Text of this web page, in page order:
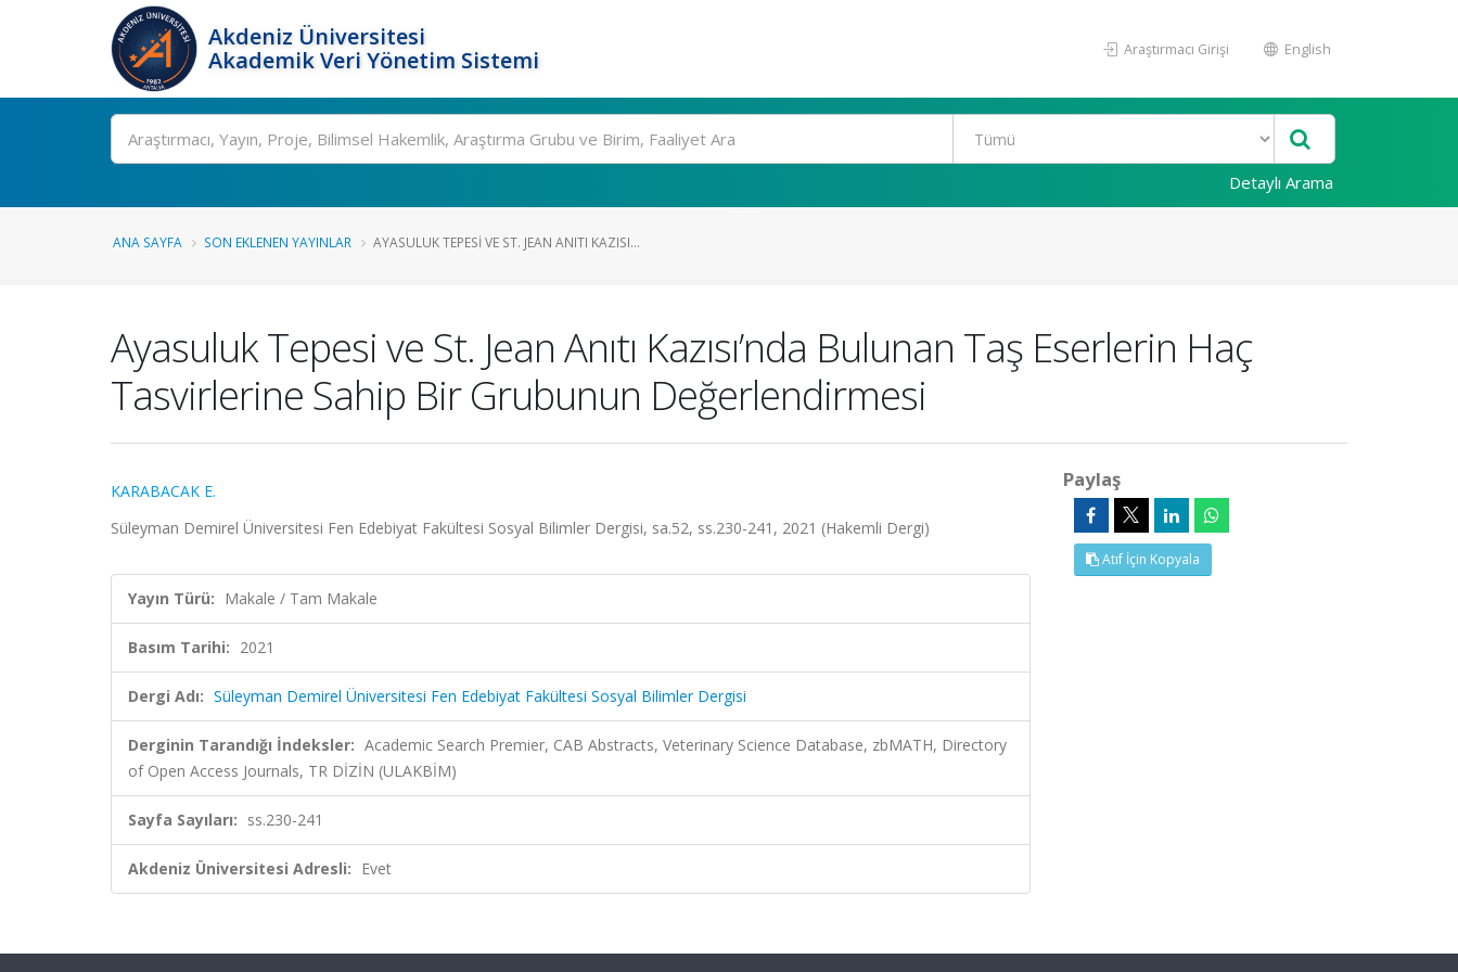
Akdeniz Üniversitesi
Akademik Veri Yönetim Sistemi
Araştırmacı Girişi English
Ara
Detaylı Arama
ANA SAYFA SON EKLENEN YAYINLAR AYASULUK TEPESI VE ST. JEAN ANITI KAZISI...
Ayasuluk Tepesi ve St. Jean Anıtı Kazısı’nda Bulunan Taş Eserlerin Haç
Tasvirlerine Sahip Bir Grubunun Değerlendirmesi
KARABACAK E.
Süleyman Demirel Üniversitesi Fen Edebiyat Fakültesi Sosyal Bilimler Dergisi, sa.52, ss.230-241, 2021 (Hakemli Dergi)
Yayın Türü: Makale / Tam Makale
Basım Tarihi: 2021
Dergi Adı: Süleyman Demirel Üniversitesi Fen Edebiyat Fakültesi Sosyal Bilimler Dergisi
Derginin Tarandığı İndeksler: Academic Search Premier, CAB Abstracts, Veterinary Science Database, zbMATH, Directory
of Open Access Journals, TR DİZİN (ULAKBİM)
Sayfa Sayıları: ss.230-241
Akdeniz Üniversitesi Adresli: Evet
Paylaş
Atıf İçin Kopyala